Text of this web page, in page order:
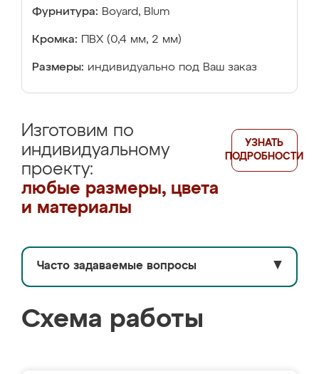
Фурнитура: Boyard, Blum
Кромка: ПВХ (0,4 мм, 2 мм)
Размеры: индивидуально под Ваш заказ
Изготовим по
индивидуальному
проекту:
любые размеры, цвета
и материалы
УЗНАТЬ
ПОДРОБНОСТИ
Часто задаваемые вопросы ▼
Схема работы